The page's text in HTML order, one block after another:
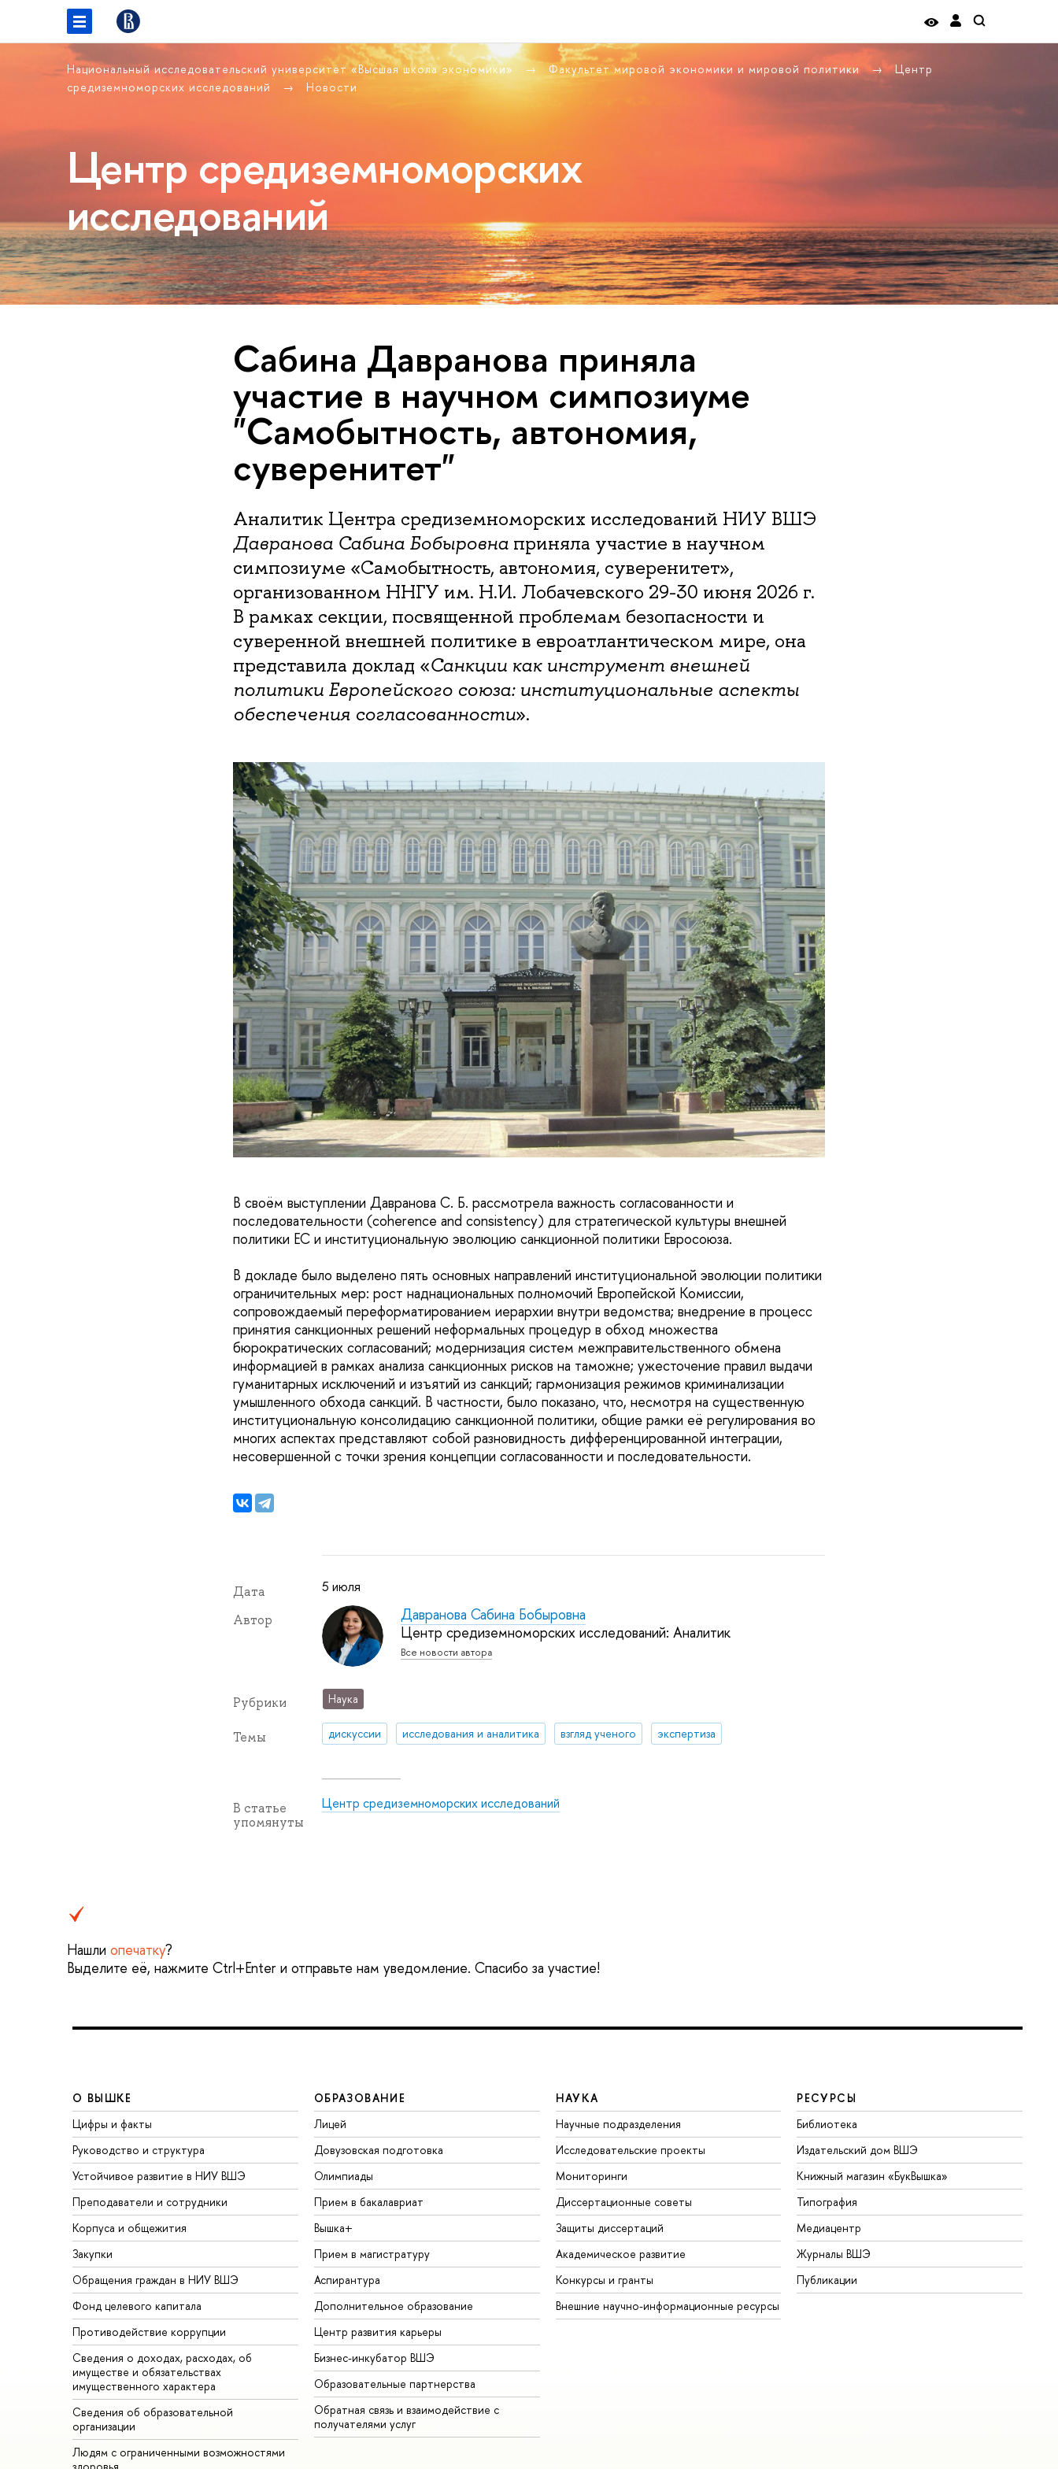
Национальный исследовательский университет «Высшая школа экономики» Факультет мировой экономики и мировой политики
Центр
средиземноморских исследований
Новости
Центр средиземноморских
исследований
Сабина Давранова приняла
участие в научном симпозиуме
"Самобытность, автономия,
суверенитет"
Аналитик Центра средиземноморских исследований НИУ ВШЭ
Давранова Сабина Бобыровнаприняла участие в научном
симпозиуме «Самобытность, автономия, суверенитет»,
организованном ННГУ им. Н.И. Лобачевского 29-30 июня 2026 г.
В рамках секции, посвященной проблемам безопасности и
суверенной внешней политике в евроатлантическом мире, она
представила доклад «Санкции как инструмент внешней
политики Европейского союза: институциональные аспекты
обеспечения согласованности».
В своём выступлении Давранова С. Б. рассмотрела важность согласованности и
последовательности (coherence and consistency) для стратегической культуры внешней
политики ЕС и институциональную эволюцию санкционной политики Евросоюза.
В докладе было выделено пять основных направлений институциональной эволюции политики
ограничительных мер: рост наднациональных полномочий Европейской Комиссии,
сопровождаемый переформатированием иерархии внутри ведомства; внедрение в процесс
принятия санкционных решений неформальных процедур в обход множества
бюрократических согласований; модернизация систем межправительственного обмена
информацией в рамках анализа санкционных рисков на таможне; ужесточение правил выдачи
гуманитарных исключений и изъятий из санкций; гармонизация режимов криминализации
умышленного обхода санкций. В частности, было показано, что, несмотря на существенную
институциональную консолидацию санкционной политики, общие рамки её регулирования во
многих аспектах представляют собой разновидность дифференцированной интеграции,
несовершенной с точки зрения концепции согласованности и последовательности.
Дата 5 июля
Автор
Давранова Сабина Бобыровна
Центр средиземноморских исследований: Аналитик
Все новости автора
Рубрики Наука
Темы дискуссии исследования и аналитика взгляд ученого экспертиза
В статье
упомянуты
Центр средиземноморских исследований
Нашли опечатку?
Выделите её, нажмите Ctrl+Enter и отправьте нам уведомление. Спасибо за участие!
О ВЫШКЕ
Цифры и факты
Руководство и структура
Устойчивое развитие в НИУ ВШЭ
Преподаватели и сотрудники
Корпуса и общежития
Закупки
Обращения граждан в НИУ ВШЭ
Фонд целевого капитала
Противодействие коррупции
Сведения о доходах, расходах, об
имуществе и обязательствах
имущественного характера
Сведения об образовательной
организации
Людям с ограниченными возможностями
ОБРАЗОВАНИЕ
Лицей
Довузовская подготовка
Олимпиады
Прием в бакалавриат
Вышка+
Прием в магистратуру
Аспирантура
Дополнительное образование
Центр развития карьеры
Бизнес-инкубатор ВШЭ
Образовательные партнерства
Обратная связь и взаимодействие с
получателями услуг
НАУКА
Научные подразделения
Исследовательские проекты
Мониторинги
Диссертационные советы
Защиты диссертаций
Академическое развитие
Конкурсы и гранты
Внешние научно-информационные ресурсы
РЕСУРСЫ
Библиотека
Издательский дом ВШЭ
Книжный магазин «БукВышка»
Типография
Медиацентр
Журналы ВШЭ
Публикации